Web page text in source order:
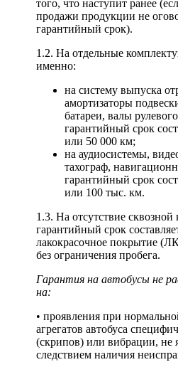
того, что наступит ранее
продажи продукции не
гарантийный срок).
1.2. На отдельные
именно:
на систему выпуска
амортизаторы
батареи, валы
гарантийный срок
или 50 000 км;
на аудиосистемы,
тахограф,
гарантийный срок
или 100 тыс. км.
1.3. На отсутствие сквозной
гарантийный срок
лакокрасочное покрытие
без ограничения пробега.
Гарантия на автобусы не
на:
• проявления при
агрегатов автобуса
(скрипов) или вибрации, не
следствием наличия